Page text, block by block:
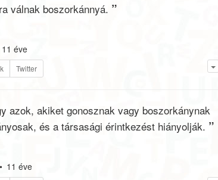
válnak boszorkánnyá. ”
11 éve
Twitter
azok, akiket gonosznak vagy boszorkánynak
és a társasági érintkezést hiányolják. ”
• 11 éve